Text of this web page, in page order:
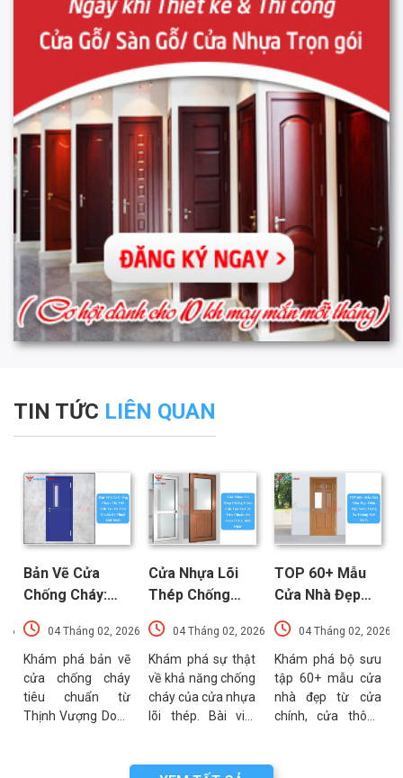
TIN TỨC LIÊN QUAN
Bản Vẽ Cửa
Chống Cháy:
Tạo Và Tiêu
Chuẩn Kỹ Thuật
Mới Nhất
04 Tháng 02, 2026
Khám phá bản vẽ
cửa chống cháy
tiêu chuẩn từ
Thịnh Vượng Door.
sơ đồ cấu tạo và
Cửa Nhựa Lõi
Thép Chống
Và Các Tiêu
Chuẩn An Toàn
PCCC Mới Nhất
04 Tháng 02, 2026
Khám phá sự thật
về khả năng chống
cháy của cửa nhựa
lõi thép. Bài viết
và các tiêu chuẩn
TOP 60+ Mẫu
Cửa Nhà Đẹp
Trọng Xu
Hướng Mới Nhất
04 Tháng 02, 2026
Khám phá bộ sưu
tập 60+ mẫu cửa
nhà đẹp từ cửa
chính, cửa thông